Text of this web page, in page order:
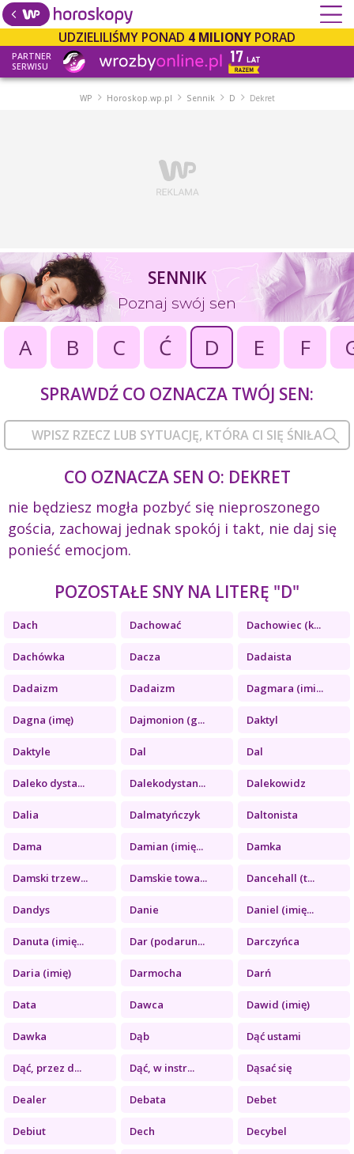
UDZIELILIŚMY PONAD 4 MILIONY PORAD
PARTNER
SERWISU
WP Horoskop.wp.pl Sennik D Dekret
SENNIK
Poznaj swój sen
A B C Ć D E F
SPRAWDŹ CO OZNACZA TWÓJ SEN:
CO OZNACZA SEN O: DEKRET
nie będziesz mogła pozbyć się nieproszonego
gościa, zachowaj jednak spokój i takt, nie daj się
ponieść emocjom.
POZOSTAŁE SNY NA LITERĘ "D"
Dach Dachować Dachowiec (k...
Dachówka Dacza Dadaista
Dadaizm Dadaizm Dagmara (imi...
Dagna (imę) Dajmonion (g... Daktyl
Daktyle Dal Dal
Daleko dysta... Dalekodystan... Dalekowidz
Dalia Dalmatyńczyk Daltonista
Dama Damian (imię... Damka
Damski trzew... Damskie towa... Dancehall (t...
Dandys Danie Daniel (imię...
Danuta (imię... Dar (podarun... Darczyńca
Daria (imię) Darmocha Darń
Data Dawca Dawid (imię)
Dawka Dąb Dąć ustami
Dąć, przez d... Dąć, w instr... Dąsać się
Dealer Debata Debet
Debiut Dech Decybel